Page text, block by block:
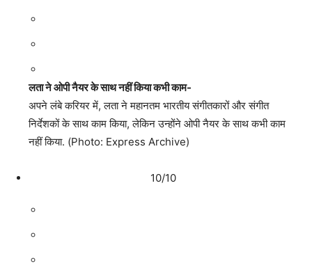
लता ने ओपी नैयर के साथ नहीं किया कभी काम-
अपने लंबे करियर में, लता ने महानतम भारतीय संगीतकारों और संगीत
निर्देशकों के साथ काम किया, लेकिन उन्होंने ओपी नैयर के साथ कभी काम
नहीं किया. (Photo: Express Archive)
10/10